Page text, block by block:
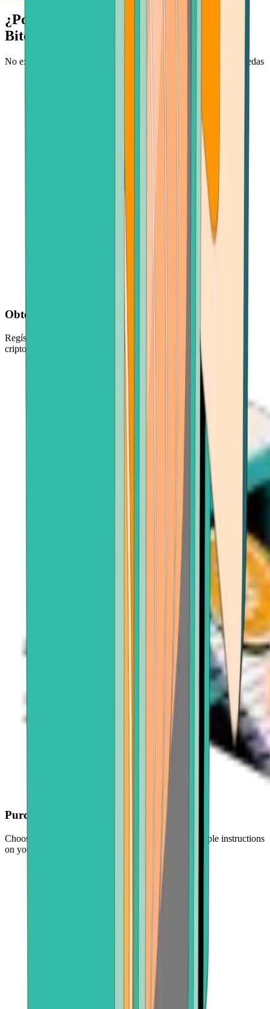
¿Por qué comprar criptomonedas en
Bitcoin.com?
No existe un lugar más rápido y seguro para comprar criptomonedas
Obtén tus criptomonedas rápidamente
Regístrate, realiza el pago en cuestión de segundos y obtén tus
criptomonedas solo unos minutos después
Purchase with ease
Choose your crypto, enter an amount, and follow simple instructions
on your screen